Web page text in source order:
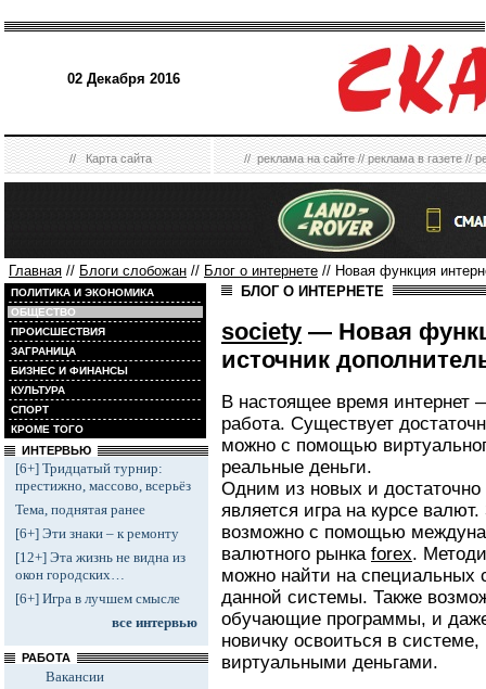
02 Декабря 2016
//Карта сайта //реклама на сайте//реклама в газете//
Главная // Блоги слобожан // Блог о интернете // Новая функция
ПОЛИТИКА И ЭКОНОМИКА
ОБЩЕСТВО
ПРОИСШЕСТВИЯ
ЗАГРАНИЦА
БИЗНЕС И ФИНАНСЫ
КУЛЬТУРА
СПОРТ
КРОМЕ ТОГО
ИНТЕРВЬЮ
[6+] Тридцатый турнир:
престижно, массово, всерьёз
Тема, поднятая ранее
[6+] Эти знаки – к ремонту
[12+] Эта жизнь не видна из
окон городских…
[6+] Игра в лучшем смысле
все интервью
РАБОТА
Вакансии
БЛОГ О ИНТЕРНЕТЕ
society — Новая
источник
В настоящее время интернет
работа. Существует
можно с помощью
реальные деньги.
Одним из новых и достаточно
является игра на курсе
возможно с помощью
валютного рынка forex.
можно найти на специальных
данной системы. Также
обучающие программы, и
новичку освоиться в
виртуальными деньгами.